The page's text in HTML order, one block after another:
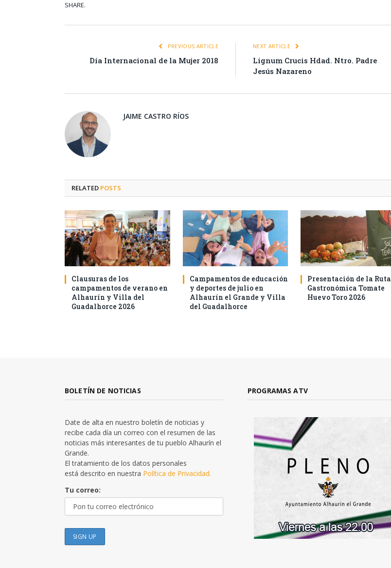
SHARE.
PREVIOUS ARTICLE
Día Internacional de la Mujer 2018
NEXT ARTICLE
Lignum Crucis Hdad. Ntro. Padre
Jesús Nazareno
JAIME CASTRO RÍOS
RELATED POSTS
Clausuras de los
campamentos de verano en
Alhaurín y Villa del
Guadalhorce 2026
Campamentos de educación
y deportes de julio en
Alhaurín el Grande y Villa
del Guadalhorce
Presentación de la Ruta
Gastronómica Tomate
Huevo Toro 2026
BOLETÍN DE NOTICIAS
Date de alta en nuestro boletín de noticias y
recibe cada día un correo con el resumen de las
noticias más interesantes de tu pueblo Alhaurín el
Grande.
El tratamiento de los datos personales
está descrito en nuestra Política de Privacidad.
Tu correo:
PROGRAMAS ATV